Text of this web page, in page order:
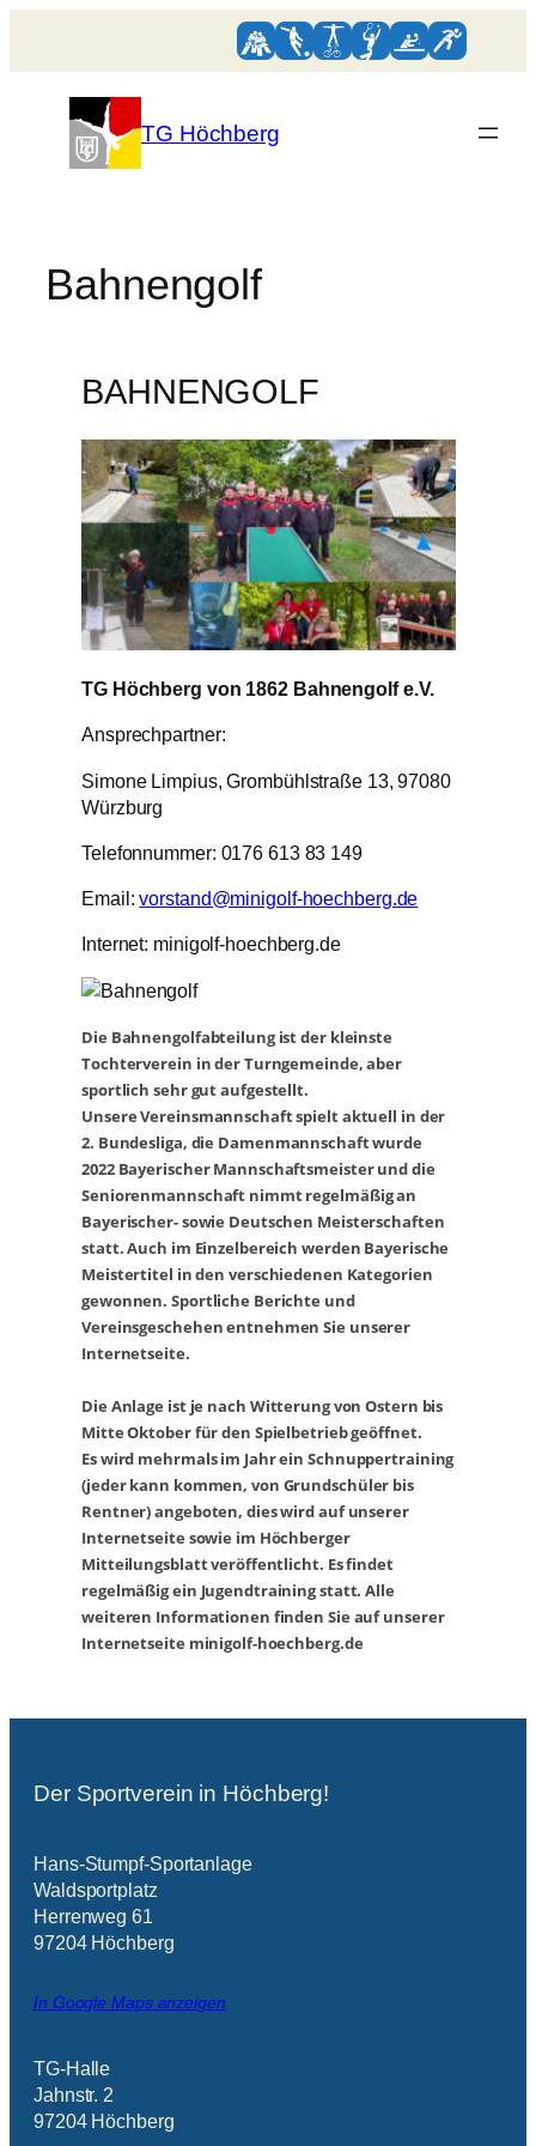
springen
TG Höchberg
Bahnengolf
BAHNENGOLF
TG Höchberg von 1862 Bahnengolf e.V.
Ansprechpartner:
Simone Limpius, Grombühlstraße 13, 97080
Würzburg
Telefonnummer: 0176 613 83 149
Email:vorstand@minigolf-hoechberg.de
Internet: minigolf-hoechberg.de
Die Bahnengolfabteilung ist der kleinste
Tochterverein in der Turngemeinde, aber
sportlich sehr gut aufgestellt.
Unsere Vereinsmannschaft spielt aktuell in der
2. Bundesliga, die Damenmannschaft wurde
2022 Bayerischer Mannschaftsmeister und die
Seniorenmannschaft nimmt regelmäßig an
Bayerischer- sowie Deutschen Meisterschaften
statt. Auch im Einzelbereich werden Bayerische
Meistertitel in den verschiedenen Kategorien
gewonnen. Sportliche Berichte und
Vereinsgeschehen entnehmen Sie unserer
Internetseite.
Die Anlage ist je nach Witterung von Ostern bis
Mitte Oktober für den Spielbetrieb geöffnet.
Es wird mehrmals im Jahr ein Schnuppertraining
(jeder kann kommen, von Grundschüler bis
Rentner) angeboten, dies wird auf unserer
Internetseite sowie im Höchberger
Mitteilungsblatt veröffentlicht. Es findet
regelmäßig ein Jugendtraining statt. Alle
weiteren Informationen finden Sie auf unserer
Internetseite minigolf-hoechberg.de
Der Sportverein in Höchberg!
Hans-Stumpf-Sportanlage
Waldsportplatz
Herrenweg 61
97204 Höchberg
In Google Maps anzeigen
TG-Halle
Jahnstr. 2
97204 Höchberg